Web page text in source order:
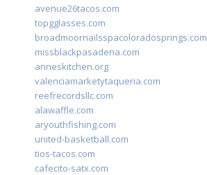
avenue26tacos.com
topgglasses.com
broadmoornailsspacoloradosprings.com
missblackpasadena.com
anneskitchen.org
valenciamarketytaqueria.com
reefrecordsllc.com
alawaffle.com
aryouthfishing.com
united-basketball.com
tios-tacos.com
cafecito-satx.com